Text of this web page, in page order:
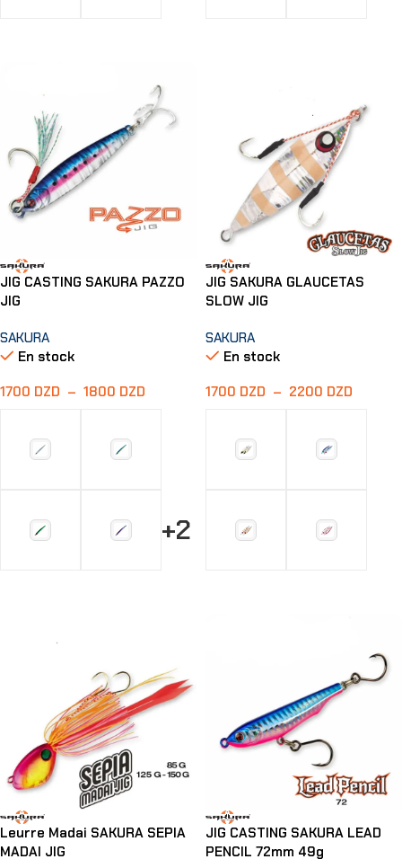
JIG CASTING SAKURA PAZZO
JIG
SAKURA
En stock
1700 DZD – 1800 DZD
+2
JIG SAKURA GLAUCETAS
SLOW JIG
SAKURA
En stock
1700 DZD – 2200 DZD
Leurre Madai SAKURA SEPIA
MADAI JIG
JIG CASTING SAKURA LEAD
PENCIL 72mm 49g